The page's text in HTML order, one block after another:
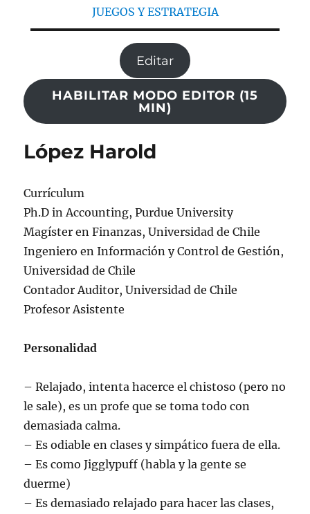
López Harold
Currículum
Ph.D in Accounting, Purdue University
Magíster en Finanzas, Universidad de Chile
Ingeniero en Información y Control de Gestión,
Universidad de Chile
Contador Auditor, Universidad de Chile
Profesor Asistente
Personalidad
– Relajado, intenta hacerce el chistoso (pero no
le sale), es un profe que se toma todo con
demasiada calma.
– Es odiable en clases y simpático fuera de ella.
– Es como Jigglypuff (habla y la gente se
duerme)
– Es demasiado relajado para hacer las clases,
JUEGOS Y ESTRATEGIA
Editar
HABILITAR MODO EDITOR (15
MIN)